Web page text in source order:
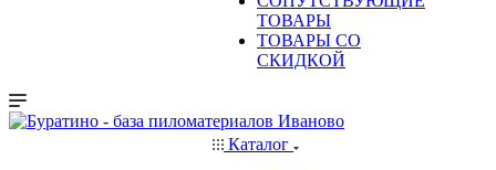
ТОВАРЫ
ТОВАРЫ СО
СКИДКОЙ
Каталог